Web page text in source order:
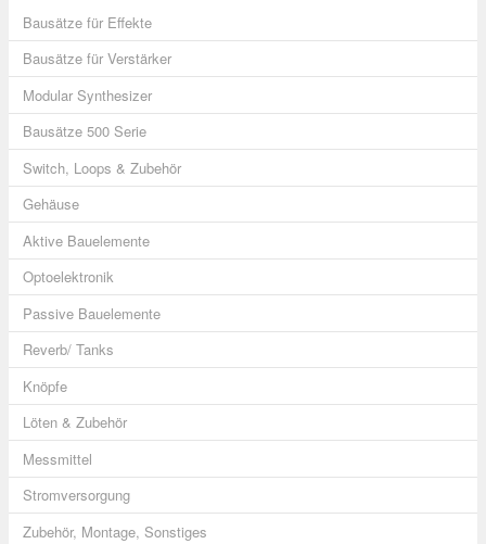
Bausätze für Effekte
Bausätze für Verstärker
Modular Synthesizer
Bausätze 500 Serie
Switch, Loops & Zubehör
Gehäuse
Aktive Bauelemente
Optoelektronik
Passive Bauelemente
Reverb/ Tanks
Knöpfe
Löten & Zubehör
Messmittel
Stromversorgung
Zubehör, Montage, Sonstiges